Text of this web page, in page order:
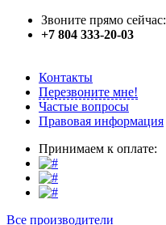
Звоните прямо сейчас:
+7 804 333-20-03
Контакты
Перезвоните мне!
Частые вопросы
Правовая информация
Принимаем к оплате:
Все производители